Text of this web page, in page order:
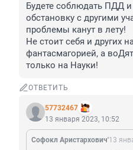
Будете соблюдать ПДД
обстановку с другими
проблемы канут в лету!
Не стоит себя и других
фантасмагорией, а
только на Науки!
ОТВЕТИТЬ
57732467
13 января 2023, 10:52
Софокл Аристархович'13